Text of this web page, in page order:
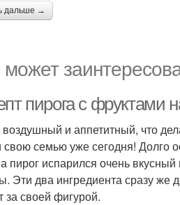
дальше →
пирога с
и аппетитный, что
свою семью уже сегодня! Долго
пирог испарился очень
Эти два ингредиента сразу же
за своей фигурой.